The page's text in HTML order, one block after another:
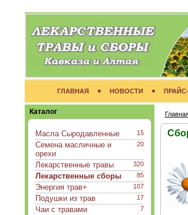
ГЛАВНАЯ НОВОСТИ
Каталог
15
Масла Сыродавленные
20
Семена масличные и
орехи
320
Лекарственные травы
85
Лекарственные сборы
107
Энергия трав+
17
Подушки из трав
7
Чаи с травами